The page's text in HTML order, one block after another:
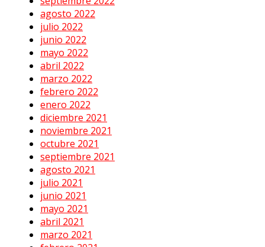
agosto 2022
julio 2022
junio 2022
mayo 2022
abril 2022
marzo 2022
febrero 2022
enero 2022
diciembre 2021
noviembre 2021
octubre 2021
septiembre 2021
agosto 2021
julio 2021
junio 2021
mayo 2021
abril 2021
marzo 2021